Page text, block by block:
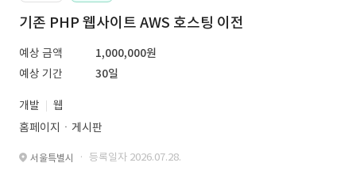
기존 PHP 웹사이트 AWS 호스팅 이전
예상 금액
1,000,000원
예상 기간
30일
개발
웹
홈페이지ㆍ게시판
서울특별시 · 등록일자 2026.07.28.